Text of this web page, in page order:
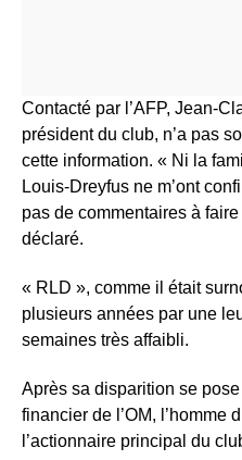
Contacté par l’AFP, Jean-
président du club, n’a pas
cette information. « Ni la
Louis-Dreyfus ne m’ont
pas de commentaires à
déclaré.
« RLD », comme il était
plusieurs années par une
semaines très affaibli.
Après sa disparition se
financier de l’OM, l’homme
l’actionnaire principal du